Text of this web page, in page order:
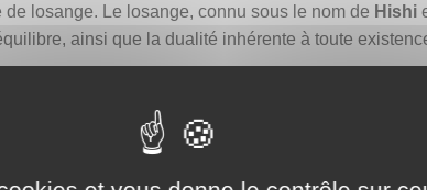
losange. Le losange, connu sous le nom de Hishi
ainsi que la dualité inhérente à toute
fleurs de cerisier. Ces motifs rappellent les
dans l’ensemble.
cette poésie visuelle. Symboles éphémères
éphémérité, elles portent en elles des messages